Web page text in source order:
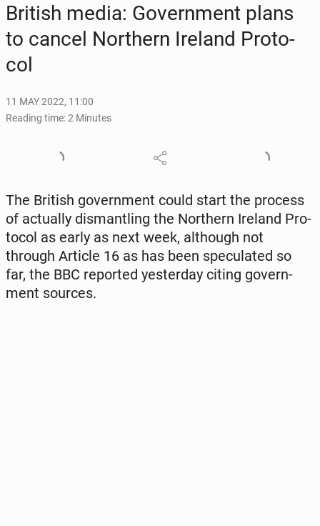
British media: Gov­ern­ment plans
to cancel North­ern Ireland Pro­to­
col
11 MAY 2022, 11:00
Reading time: 2 Minutes
The British gov­ern­ment could start the process
of ac­tu­al­ly dis­man­tling the North­ern Ireland Pro­
to­col as early as next week, al­though not
through Article 16 as has been spec­u­lat­ed so
far, the BBC re­port­ed yes­ter­day citing gov­ern­
ment sources.